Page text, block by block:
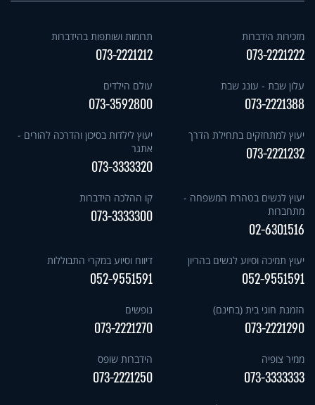
מזכירות הידברות
073-2221222
תרומות ושותפות בהידברות
073-2221212
עלון שבת - עונג שבת
073-2221388
עולם הילדים
073-3592800
יעוץ למתחזקים בתחילת הדרך
073-2221232
יעוץ לילדות בסיכון והדרכה להורים -
אתגר
073-3333320
יעוץ לנשים בטהרת המשפחה -
מתחברות
02-6301516
קו ההלכה הידברות
073-3333300
יעוץ תמיכה וסיוע לנשים בהריון
052-9551591
דיווח וסיוע במקרי התבוללות
052-9551591
הזמנת חוגי בית (בחינם)
073-2221290
נופשים
073-2221270
ממיר צופיה
073-3333333
הידברות שופס
073-2221250